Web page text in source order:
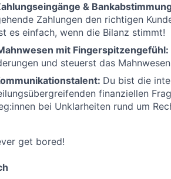
&
Zahlungen den richtigen
es einfach, wenn die Bilanz stimmt!
mit Fingerspitzengefühl:
und steuerst das
Du bist die
finanziellen
bei Unklarheiten rund um
get bored!